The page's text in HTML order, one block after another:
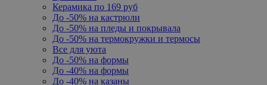
Керамика по 169 руб
До -50% на кастрюли
До -50% на пледы и покрывала
До -50% на термокружки и термосы
Все для уюта
До -50% на формы
До -40% на формы
До -40% на казаны